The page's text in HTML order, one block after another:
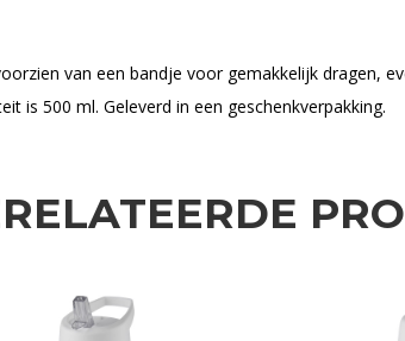
van een bandje voor gemakkelijk dragen,
is 500 ml. Geleverd in een geschenkverpakking.